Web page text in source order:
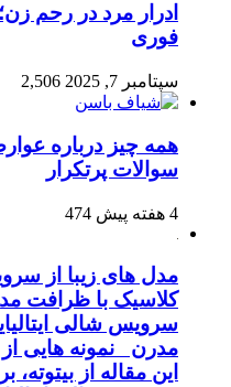
ادرار مرد در رحم
فوری
سپتامبر 7, 2025 2,506
همه چیز درباره
سوالات پرتکرار
4 هفته پیش 474
مدل های زیبا از
کلاسیک با ظرافت
سرویس شالی
مدرن نمونه هایی از
این مقاله از